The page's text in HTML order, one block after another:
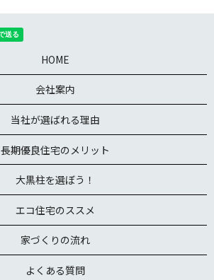
HOME
会社案内
当社が選ばれる理由
長期優良住宅のメリット
大黒柱を選ぼう！
エコ住宅のススメ
家づくりの流れ
よくある質問